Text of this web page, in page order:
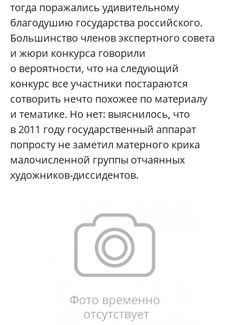
тогда поражались удивительному
благодушию государства российского.
Большинство членов экспертного совета
и жюри конкурса говорили
о вероятности, что на следующий
конкурс все участники постараются
сотворить нечто похожее по материалу
и тематике. Но нет: выяснилось, что
в 2011 году государственный аппарат
попросту не заметил матерного крика
малочисленной группы отчаянных
художников-диссидентов.